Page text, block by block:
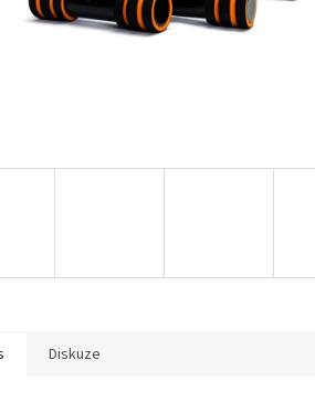
Diskuze